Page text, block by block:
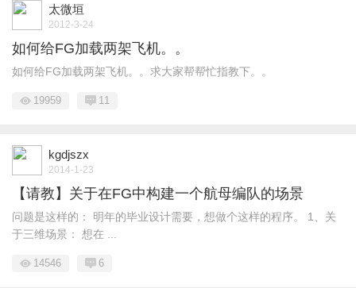
太微垣
2012-3-24
如何给FG加载两架飞机。。
如何给FG加载两架飞机。。求大家帮帮忙指教下。。
19959 11
kgdjszx
2014-1-23
【请教】关于在FG中构建一个航母编队的场景
问题是这样的： 明年的毕业设计需要，想做个这样的程序。 1、关
于三维场景： 想在 ...
14546 6